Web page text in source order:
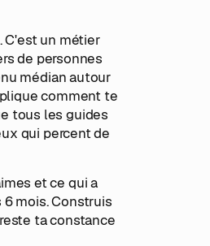
C'est un métier
de personnes
médian autour
comment te
tous les guides
qui percent de
et ce qui a
mois. Construis
ta constance